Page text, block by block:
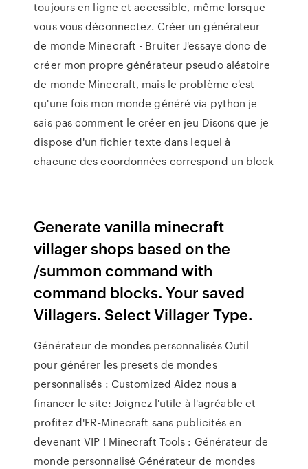
toujours en ligne et accessible, même lorsque
vous vous déconnectez. Créer un générateur
de monde Minecraft - Bruiter J'essaye donc de
créer mon propre générateur pseudo aléatoire
de monde Minecraft, mais le problème c'est
qu'une fois mon monde généré via python je
sais pas comment le créer en jeu Disons que je
dispose d'un fichier texte dans lequel à
chacune des coordonnées correspond un block
Generate vanilla minecraft
villager shops based on the
/summon command with
command blocks. Your saved
Villagers. Select Villager Type.
Générateur de mondes personnalisés Outil
pour générer les presets de mondes
personnalisés : Customized Aidez nous a
financer le site: Joignez l'utile à l'agréable et
profitez d'FR-Minecraft sans publicités en
devenant VIP ! Minecraft Tools : Générateur de
monde personnalisé Générateur de mondes